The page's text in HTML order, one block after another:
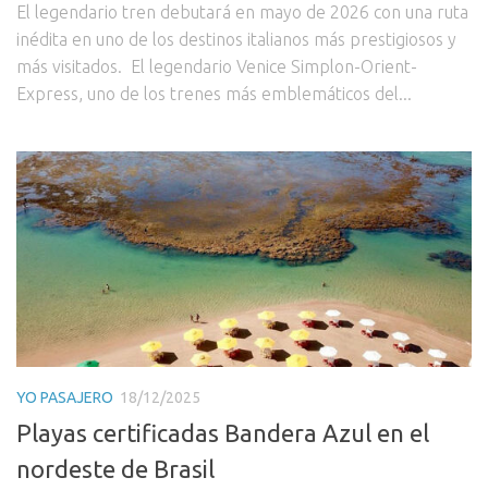
El legendario tren debutará en mayo de 2026 con una ruta
inédita en uno de los destinos italianos más prestigiosos y
más visitados. El legendario Venice Simplon-Orient-
Express, uno de los trenes más emblemáticos del...
YO PASAJERO 18/12/2025
Playas certificadas Bandera Azul en el
nordeste de Brasil